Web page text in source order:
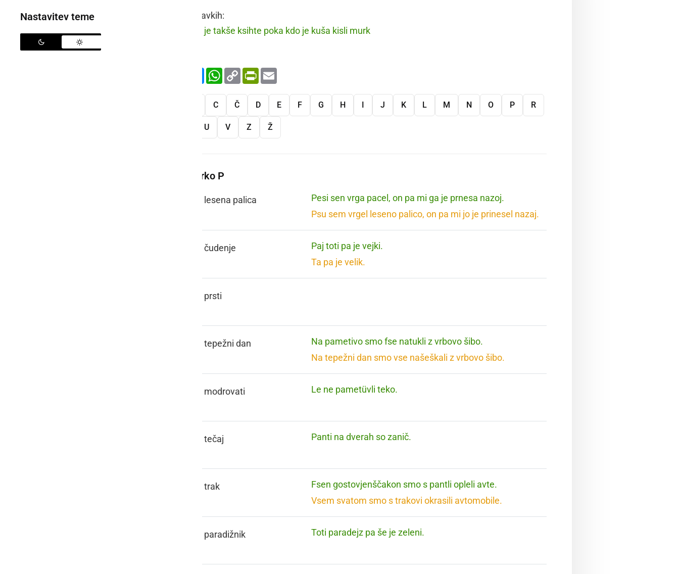
Nastavitev teme
Raba besede v stavkih:
Mali Blaž je takše ksihte poka kdo je kuša kisli murk
FacebookMessenger
WhatsApp
Copy
Link
PrintFriendly
C Č D E F G H I J K L M N O P R
U V Z Ž
Več besed na črko P
lesena palica
Pesi sen vrga pacel, on pa mi ga je prnesa nazoj.
Psu sem vrgel leseno palico, on pa mi jo je prinesel nazaj.
čudenje
Paj toti pa je vejki.
Ta pa je velik.
prsti
tepežni dan
Na pametivo smo fse natukli z vrbovo šibo.
Na tepežni dan smo vse našeškali z vrbovo šibo.
modrovati Le ne pametüvli teko.
tečaj Panti na dverah so zanič.
trak
Fsen gostovjenščakon smo s pantli opleli avte.
Vsem svatom smo s trakovi okrasili avtomobile.
paradižnik Toti paradejz pa še je zeleni.